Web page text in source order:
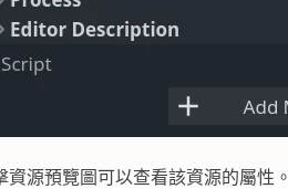
資源預覽圖可以查看該資源的屬性。